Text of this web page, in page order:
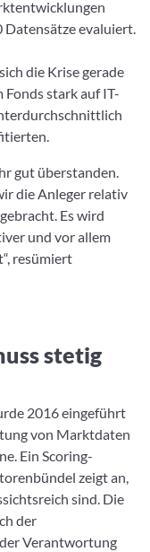
Datensätze evaluiert.
die Krise gerade
stark auf IT-
gut überstanden.
die Anleger relativ
Es wird
und vor allem
resümiert
stetig
2016 eingeführt
von Marktdaten
Ein Scoring-
zeigt an,
sind. Die
der
Verantwortung